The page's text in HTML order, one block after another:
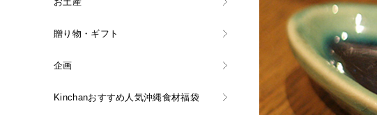
贈り物・ギフト
企画
Kinchanおすすめ人気沖縄食材福袋